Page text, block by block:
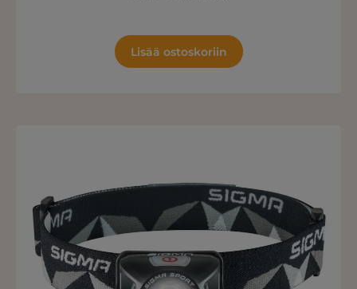
Lisää ostoskoriin